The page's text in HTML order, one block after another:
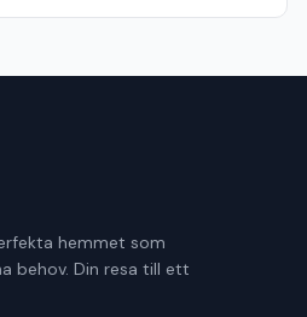
hemmet som
behov. Din resa till ett